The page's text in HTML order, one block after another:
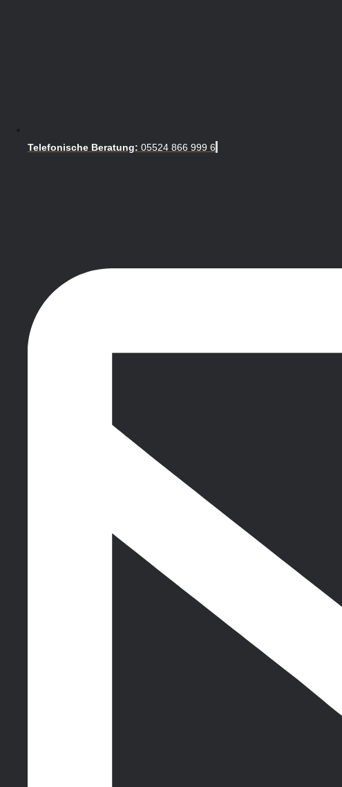
Telefonische Beratung: 05524 866 999 6